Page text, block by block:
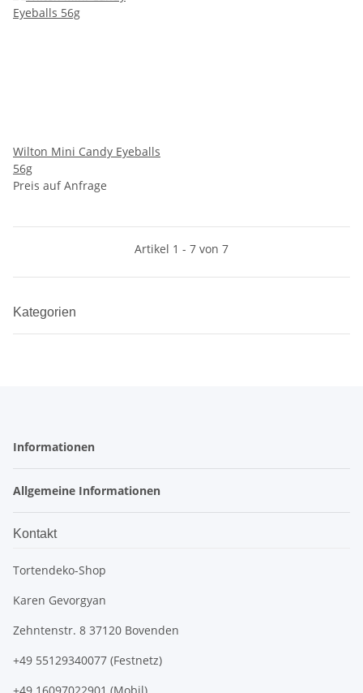
Wilton Mini Candy Eyeballs
56g
Preis auf Anfrage
Artikel 1 - 7 von 7
Kategorien
Informationen
Allgemeine Informationen
Kontakt
Tortendeko-Shop
Karen Gevorgyan
Zehntenstr. 8 37120 Bovenden
+49 55129340077 (Festnetz)
+49 16097022901 (Mobil)